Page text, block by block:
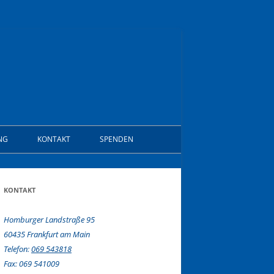
KONTAKT SPENDEN
KONTAKT
Homburger Landstraße 95
60435 Frankfurt am Main
Telefon:069 543818
Fax: 069 541009